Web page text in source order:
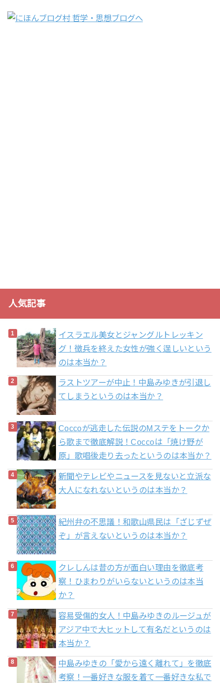
人気記事
イスラエル美女とジャングルトレッキン
グ！徴兵を終えた女性が強く逞しいという
のは本当か？
ラストツアーが中止！中島みゆきが引退し
てしまうというのは本当か？
Coccoが逃走した伝説のMステをトークか
ら歌まで徹底解説！Coccoは「焼け野が
原」歌唱後走り去ったというのは本当か？
新聞やテレビやニュースを見ないと立派な
大人になれないというのは本当か？
紀州弁の不思議！和歌山県民は「ざじずぜ
ぞ」が言えないというのは本当か？
クレしんは昔の方が面白い理由を徹底考
察！ひまわりがいらないというのは本当
か？
容易受傷的女人！中島みゆきのルージュが
アジア中で大ヒットして有名だというのは
本当か？
中島みゆきの「愛から遠く離れて」を徹底
考察！一番好きな服を着て一番好きな私で